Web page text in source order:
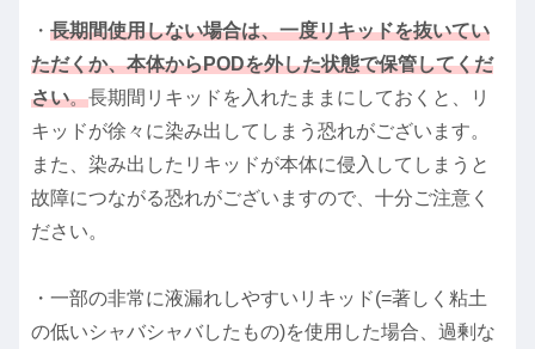
・ 長期間使用しない場合は、一度リキッドを抜いてい
ただくか、本体からPODを外した状態で保管してくだ
さい。長期間リキッドを入れたままにしておくと、リ
キッドが徐々に染み出してしまう恐れがございます。
また、染み出したリキッドが本体に侵入してしまうと
故障につながる恐れがございますので、十分ご注意く
ださい。
・一部の非常に液漏れしやすいリキッド(=著しく粘土
の低いシャバシャバしたもの)を使用した場合、過剰な